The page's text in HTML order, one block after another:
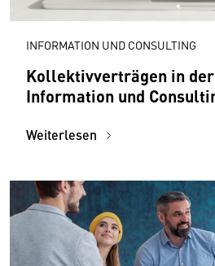
INFORMATION UND CONSULTING
Kollektivverträgen in
Information und
Weiterlesen